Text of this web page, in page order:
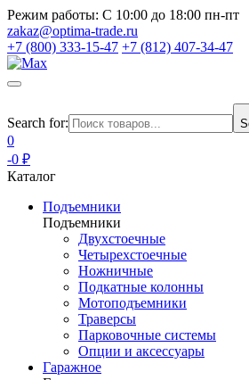
Режим работы: С 10:00 до 18:00 пн-пт
zakaz@optima-trade.ru
+7 (800) 333-15-47 +7 (812) 407-34-47
Search for:
0
-0 ₽
Каталог
Подъемники
Подъемники
Двухстоечные
Четырехстоечные
Ножничные
Подкатные колонны
Мотоподъемники
Траверсы
Парковочные системы
Опции и аксессуары
Гаражное